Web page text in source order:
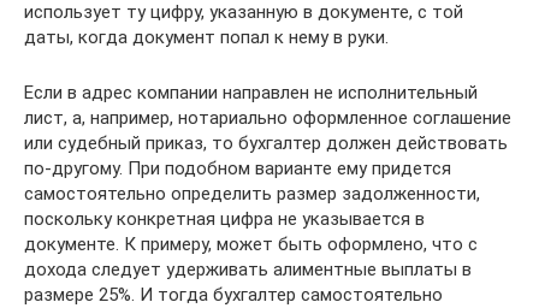
использует ту цифру, указанную в документе, с той
даты, когда документ попал к нему в руки.
Если в адрес компании направлен не исполнительный
лист, а, например, нотариально оформленное соглашение
или судебный приказ, то бухгалтер должен действовать
по-другому. При подобном варианте ему придется
самостоятельно определить размер задолженности,
поскольку конкретная цифра не указывается в
документе. К примеру, может быть оформлено, что с
дохода следует удерживать алиментные выплаты в
размере 25%. И тогда бухгалтер самостоятельно